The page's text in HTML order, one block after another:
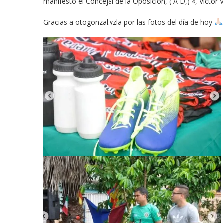
Gracias a otogonzal.vzla por las fotos del día de hoy .